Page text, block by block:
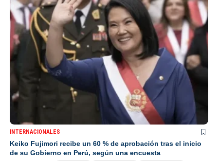
INTERNACIONALES
Keiko Fujimori recibe un 60 % de aprobación tras el inicio
de su Gobierno en Perú, según una encuesta